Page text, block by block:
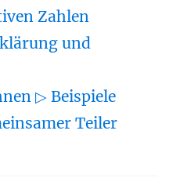
Zahlen
und
▷ Beispiele
Teiler